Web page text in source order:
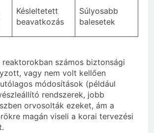
Késleltetett
beavatkozás
Súlyosabb
balesetek
reaktorokban számos biztonsági
vagy nem volt kellően
módosítások (például
rendszerek, jobb
orvosolták ezeket, ám a
magán viseli a korai tervezési